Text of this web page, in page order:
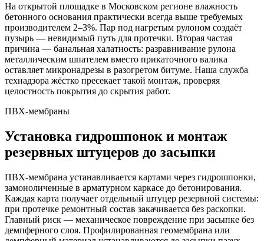
На открытой площадке в Московском регионе влажность
бетонного основания практически всегда выше требуемых
производителем 2–3%. Пар под нагретым рулоном создаёт
пузырь — невидимый путь для протечки. Вторая частая
причина — банальная халатность: разравнивание рулона
металлическим шпателем вместо прикаточного валика
оставляет микронадрезы в разогретом битуме. Наша служба
технадзора жёстко пресекает такой монтаж, проверяя
целостность покрытия до скрытия работ.
ПВХ-мембраны
Установка гидрошпонок и монтаж
резервных штуцеров до засыпки
ПВХ-мембрана устанавливается картами через гидрошпонки,
замоноличенные в арматурном каркасе до бетонирования.
Каждая карта получает отдельный штуцер резервной системы:
при протечке ремонтный состав закачивается без раскопки.
Главный риск — механическое повреждение при засыпке без
демпферного слоя. Профилированная геомембрана или